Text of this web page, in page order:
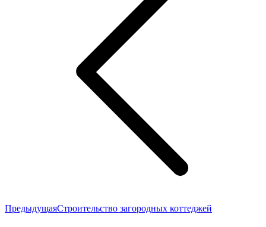
ПредыдущаяПредыдущая
Строительство загородных коттеджей